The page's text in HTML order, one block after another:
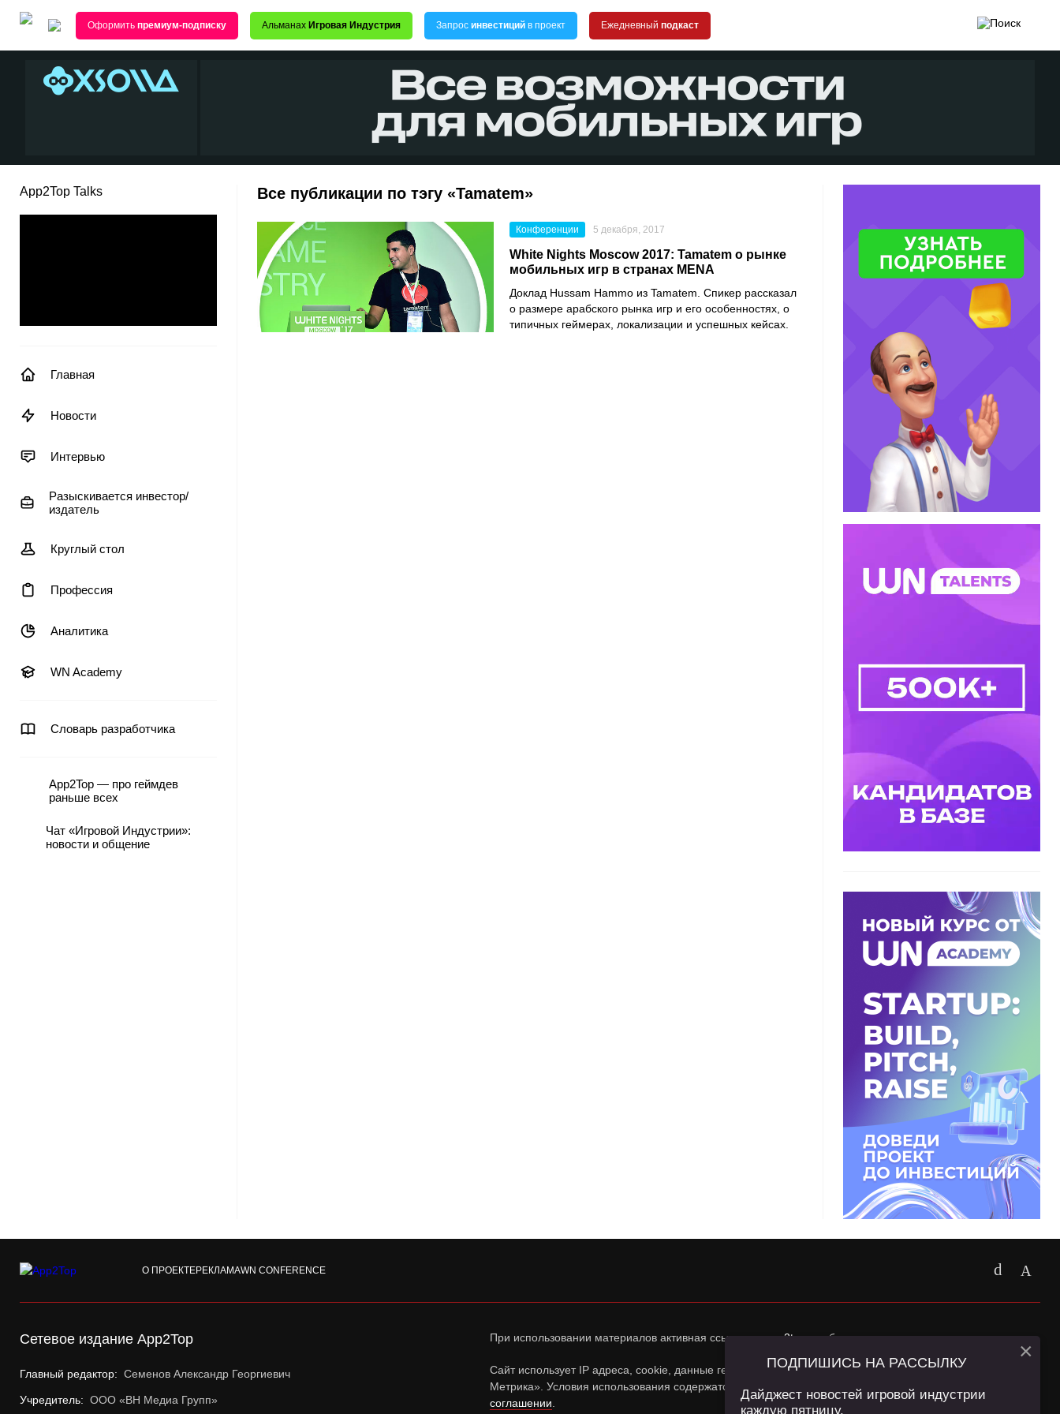
Оформить премиум-подписку Альманах Игровая Индустрия Запрос инвестиций в проект Ежедневный подкаст
App2Top Talks
Главная
Новости
Интервью
Разыскивается инвестор/
издатель
Круглый стол
Профессия
Аналитика
WN Academy
Словарь разработчика
App2Top — про геймдев
раньше всех
Чат «Игровой Индустрии»:
новости и общение
Все публикации по тэгу «Tamatem»
Конференции 5 декабря, 2017
White Nights Moscow 2017: Tamatem о рынке
мобильных игр в странах MENA
Доклад Hussam Hammo из Tamatem. Спикер рассказал
о размере арабского рынка игр и его особенностях, о
типичных геймерах, локализации и успешных кейсах.
О ПРОЕКТЕРЕКЛАМАWN CONFERENCE
Сетевое издание App2Top
Главный редактор: Семенов Александр Георгиевич
Учредитель: ООО «ВН Медиа Групп»
При использовании материалов активная ссылка наapp2top.ruобязательна.
Сайт использует IP адреса, cookie, данные геолокации Пользователей сайта и сервис «Яндекс
Метрика». Условия использования содержатся в
Политике конфиденциальностии
соглашении
ПОДПИШИСЬ НА РАССЫЛКУ
Дайджест новостей игровой индустрии
каждую пятницу.
×